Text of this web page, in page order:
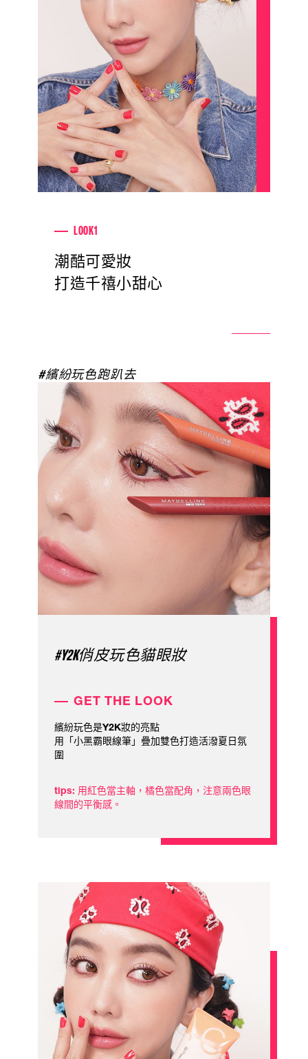
LOOK1
潮酷可愛妝
打造千禧小甜心
#繽紛玩色跑趴去
#Y2K俏皮玩色貓眼妝
GET THE LOOK
繽紛玩色是Y2K妝的亮點
用「小黑霸眼線筆」疊加雙色打造活潑夏日氛
圍
tips: 用紅色當主軸，橘色當配角，注意兩色眼
線間的平衡感。